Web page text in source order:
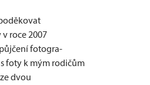
roce 2007
fotogra-
foty k mým rodičům
dvou